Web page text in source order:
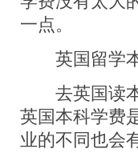
一点。
英国留学本
去英国读本
英国本科学费
业的不同也会